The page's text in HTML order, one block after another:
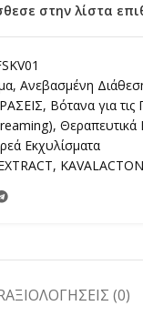
στην λίστα
, Ανεβασμένη
, Βότανα για τις
, Θεραπευτικά
Εκχυλίσματα
,
ΑΞΙΟΛΟΓΉΣΕΙΣ (0)